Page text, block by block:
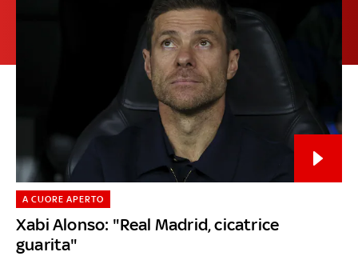
Xabi Alonso: "Real Madrid, cicatrice
guarita"
A CUORE APERTO